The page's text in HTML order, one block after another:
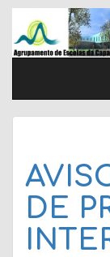
Skip
content
DE